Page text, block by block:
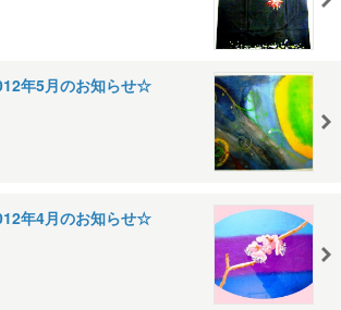
年5月のお知らせ☆
年4月のお知らせ☆